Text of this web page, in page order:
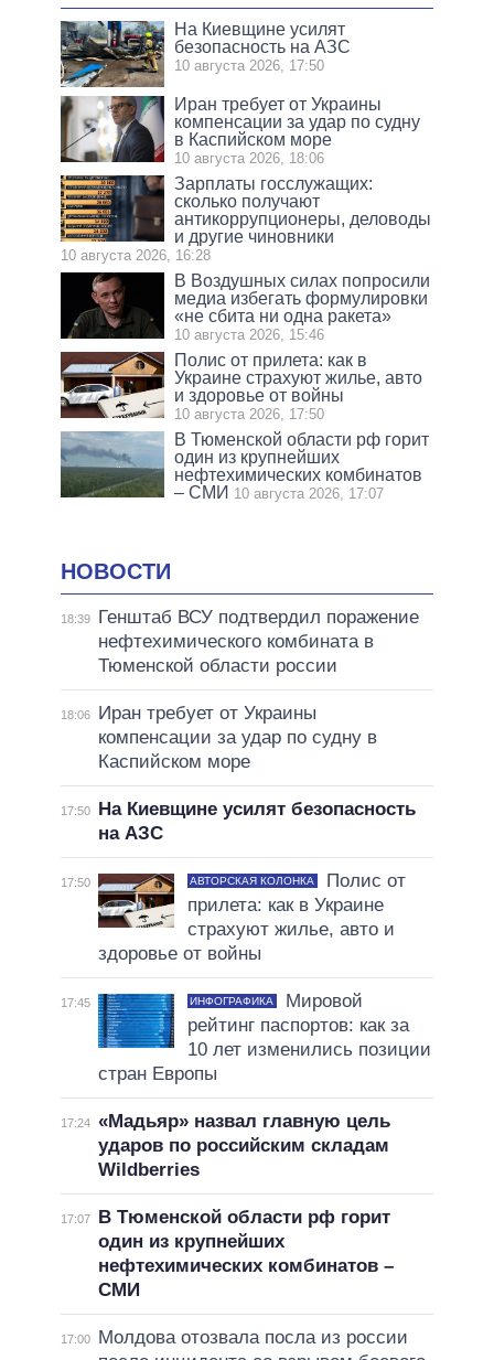
На Киевщине усилят
безопасность на АЗС
10 августа 2026, 17:50
Иран требует от Украины
компенсации за удар по судну
в Каспийском море
10 августа 2026, 18:06
Зарплаты госслужащих:
сколько получают
антикоррупционеры, деловоды
и другие чиновники
10 августа 2026, 16:28
В Воздушных силах попросили
медиа избегать формулировки
«не сбита ни одна ракета»
10 августа 2026, 15:46
Полис от прилета: как в
Украине страхуют жилье, авто
и здоровье от войны
10 августа 2026, 17:50
В Тюменской области рф горит
один из крупнейших
нефтехимических комбинатов
– СМИ 10 августа 2026, 17:07
НОВОСТИ
18:39
Генштаб ВСУ подтвердил поражение
нефтехимического комбината в
Тюменской области россии
18:06
Иран требует от Украины
компенсации за удар по судну в
Каспийском море
17:50
На Киевщине усилят безопасность
на АЗС
17:50 АВТОРСКАЯ КОЛОНКА
Полис от
прилета: как в Украине
страхуют жилье, авто и
здоровье от войны
17:45 ИНФОГРАФИКА
Мировой
рейтинг паспортов: как за
10 лет изменились позиции
стран Европы
17:24 «Мадьяр» назвал главную цель
ударов по российским складам
Wildberries
17:07
В Тюменской области рф горит
один из крупнейших
нефтехимических комбинатов –
СМИ
17:00
Молдова отозвала посла из россии